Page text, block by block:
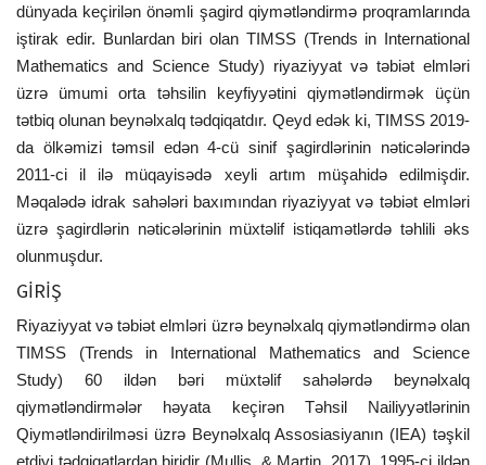
dünyada keçirilən önəmli şagird qiymətləndirmə proqramlarında
iştirak edir. Bunlardan biri olan TIMSS (Trends in International
Mathematics and Science Study) riyaziyyat və təbiət elmləri
üzrə ümumi orta təhsilin keyfiyyətini qiymətləndirmək üçün
tətbiq olunan beynəlxalq tədqiqatdır. Qeyd edək ki, TIMSS 2019-
da ölkəmizi təmsil edən 4-cü sinif şagirdlərinin nəticələrində
2011-ci il ilə müqayisədə xeyli artım müşahidə edilmişdir.
Məqalədə idrak sahələri baxımından riyaziyyat və təbiət elmləri
üzrə şagirdlərin nəticələrinin müxtəlif istiqamətlərdə təhlili əks
olunmuşdur.
GİRİŞ
Riyaziyyat və təbiət elmləri üzrə beynəlxalq qiymətləndirmə olan
TIMSS (Trends in International Mathematics and Science
Study) 60 ildən bəri müxtəlif sahələrdə beynəlxalq
qiymətləndirmələr həyata keçirən Təhsil Nailiyyətlərinin
Qiymətləndirilməsi üzrə Beynəlxalq Assosiasiyanın (IEA) təşkil
etdiyi tədqiqatlardan biridir (Mullis, & Martin, 2017). 1995-ci ildən